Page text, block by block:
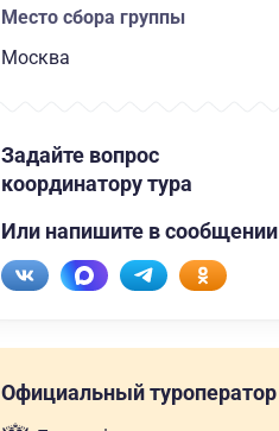
Место сбора группы
Москва
Задайте вопрос
координатору тура
Или напишите в сообщении
Официальный туроператор